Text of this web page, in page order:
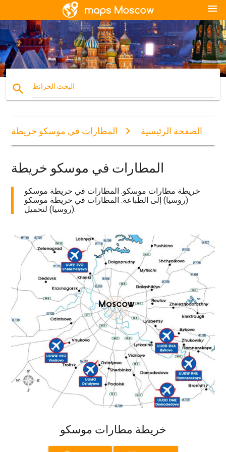
menu
search البحث الخرائط
الصفحة الرئيسية المطارات في موسكو خريطة
المطارات في موسكو خريطة
خريطة مطارات موسكو. المطارات في خريطة موسكو
(روسيا) إلى الطباعة. المطارات في خريطة موسكو
(روسيا) لتحميل.
خريطة مطارات موسكو